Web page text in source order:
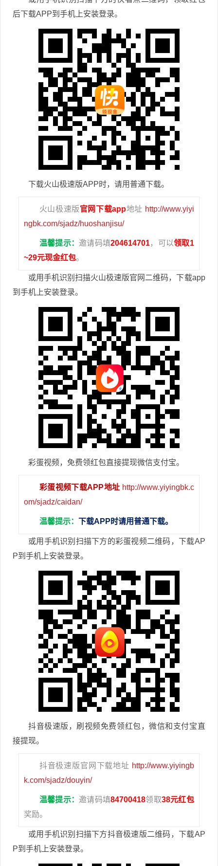
后下载APP到手机上安装登录。
下载火山极速版APP时，请用普通下载。
火山极速版官网下载app地址 http://www.yiyi
ngbk.com/sjadz/huoshanjisu/
温馨提示：邀请码填204614701，可以领取1
~29元现金红包。
或用手机识别扫描火山极速版官网二维码，下载app
到手机上安装登录。
彩蛋视频，免费领红包直接提现微信支付宝。
彩蛋视频下载APP地址 http://www.yiyingbk.c
om/sjadz/caidan/
温馨提示： 下载APP时请用普通下载。
或用手机识别扫描下方的彩蛋视频二维码，下载AP
P到手机上安装登录。
抖音极速版，刷视频免费领红包，微信和支付宝直
接提现。
抖音极速版官网下载地址 http://www.yiyingb
k.com/sjadz/douyin/
温馨提示：邀请码填84700418领取38元红包
奖励。
或用手机识别扫描下方抖音极速版二维码，下载AP
P到手机上安装登录。